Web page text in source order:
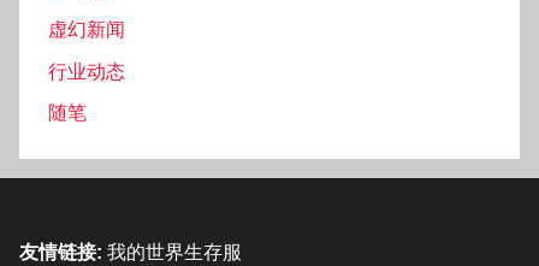
虚幻新闻
行业动态
随笔
友情链接: 我的世界生存服